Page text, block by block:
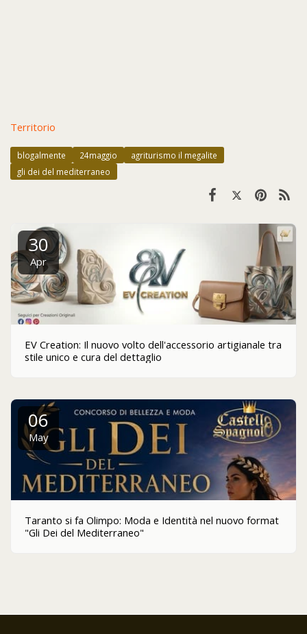
Territorio
blogalmente 24maggio
agriturismo il megalite
gli dei del mediterraneo
30
Apr
EV Creation: Il nuovo volto dell'accessorio artigianale tra
stile unico e cura del dettaglio
06
May
Taranto si fa Olimpo: Moda e Identità nel nuovo format
"Gli Dei del Mediterraneo"